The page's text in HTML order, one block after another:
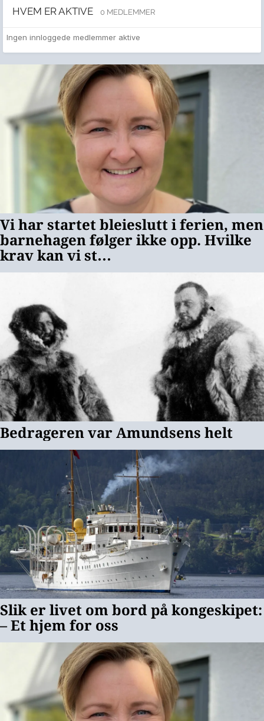
HVEM ER AKTIVE 0 MEDLEMMER
Ingen innloggede medlemmer aktive